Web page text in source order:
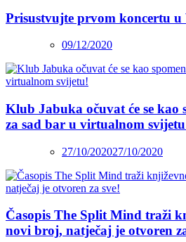
Prisustvujte prvom koncertu
09/12/2020
Klub Jabuka očuvat će se kao
za sad bar u virtualnom
27/10/202027/10/2020
Časopis The Split Mind traži
novi broj, natječaj je otvoren